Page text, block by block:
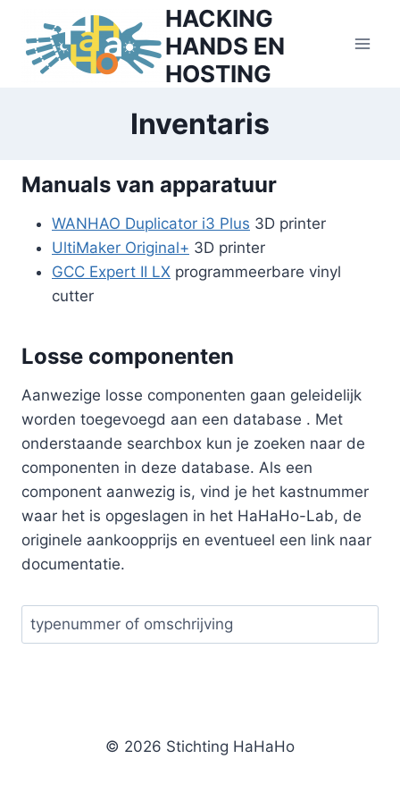
content
HACKING
HANDS EN
HOSTING
Inventaris
Manuals van apparatuur
WANHAO Duplicator i3 Plus 3D printer
UltiMaker Original+ 3D printer
GCC Expert II LX programmeerbare vinyl
cutter
Losse componenten
Aanwezige losse componenten gaan geleidelijk
worden toegevoegd aan een database . Met
onderstaande searchbox kun je zoeken naar de
componenten in deze database. Als een
component aanwezig is, vind je het kastnummer
waar het is opgeslagen in het HaHaHo-Lab, de
originele aankoopprijs en eventueel een link naar
documentatie.
© 2026 Stichting HaHaHo